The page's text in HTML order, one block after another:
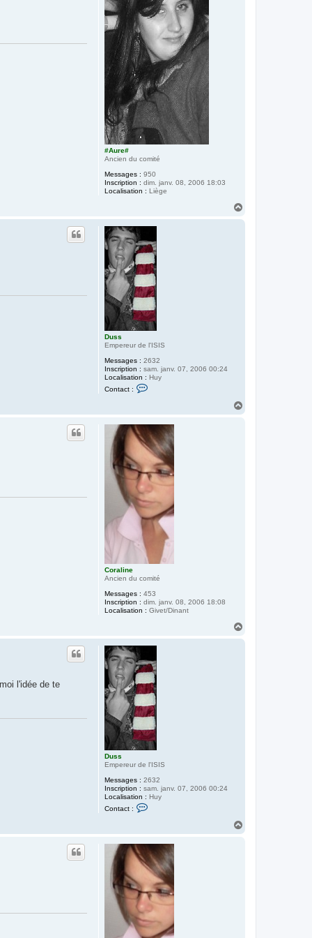
#Aure#
Ancien du comité
Messages : 950
Inscription : dim. janv. 08, 2006 18:03
Localisation : Liège
Duss
Empereur de l'ISIS
Messages : 2632
Inscription : sam. janv. 07, 2006 00:24
Localisation : Huy
Contact :
c
t
e
r
u
s
s
Coraline
Ancien du comité
Messages : 453
Inscription : dim. janv. 08, 2006 18:08
Localisation : Givet/Dinant
Duss
Empereur de l'ISIS
Messages : 2632
Inscription : sam. janv. 07, 2006 00:24
Localisation : Huy
Contact :
c
t
e
r
u
s
s
l'idée de te